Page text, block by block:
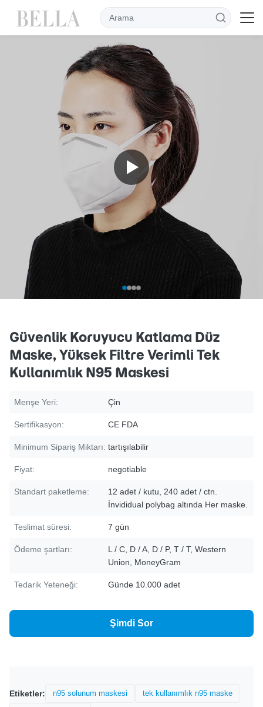
Güvenlik Koruyucu Katlama Düz
Maske, Yüksek Filtre Verimli Tek
Kullanımlık N95 Maskesi
Menşe Yeri: Çin
Sertifikasyon: CE FDA
Minimum Sipariş Miktarı: tartışılabilir
Fiyat: negotiable
Standart paketleme:
12 adet / kutu, 240 adet / ctn.
İnvididual polybag altında Her maske.
Teslimat süresi: 7 gün
Ödeme şartları:
L / C, D / A, D / P, T / T, Western
Union, MoneyGram
Tedarik Yeteneği: Günde 10.000 adet
Şimdi Sor
Etiketler: n95 solunum maskesi tek kullanımlık n95 maske